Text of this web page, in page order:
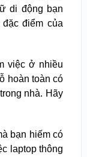
di động bạn
điểm của
việc ở nhiều
hoàn toàn có
nhà. Hãy
bạn hiếm có
laptop thông